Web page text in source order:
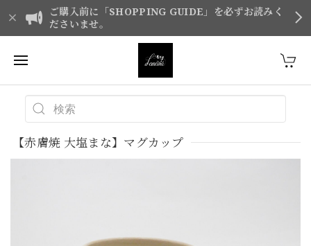
ご購入前に「SHOPPING GUIDE」を必ずお読みく
ださいませ。
【赤膚焼 大塩まな】マグカップ